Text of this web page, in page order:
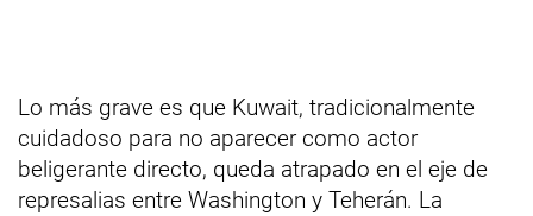
Lo más grave es que Kuwait, tradicionalmente
cuidadoso para no aparecer como actor
beligerante directo, queda atrapado en el eje de
represalias entre Washington y Teherán. La